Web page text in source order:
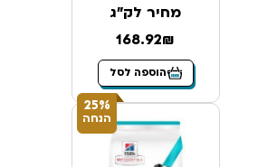
מחיר לק"ג
168.92₪
הוספה לסל
25%
הנחה